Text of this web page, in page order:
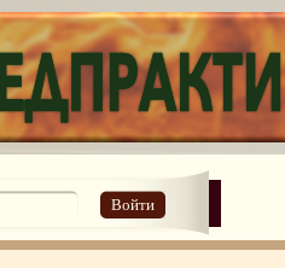
Войти